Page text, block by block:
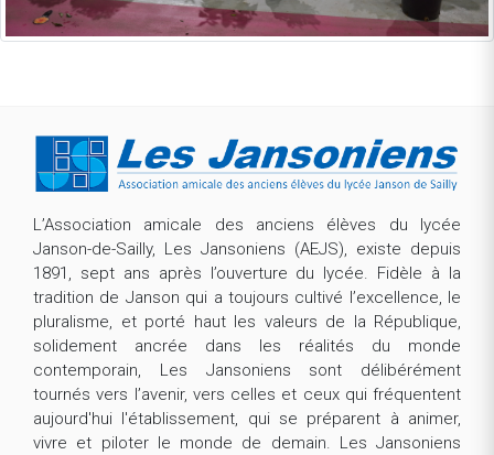
L’Association amicale des anciens élèves du lycée
Janson-de-Sailly, Les Jansoniens (AEJS), existe depuis
1891, sept ans après l’ouverture du lycée. Fidèle à la
tradition de Janson qui a toujours cultivé l’excellence, le
pluralisme, et porté haut les valeurs de la République,
solidement ancrée dans les réalités du monde
contemporain, Les Jansoniens sont délibérément
tournés vers l’avenir, vers celles et ceux qui fréquentent
aujourd'hui l'établissement, qui se préparent à animer,
vivre et piloter le monde de demain. Les Jansoniens